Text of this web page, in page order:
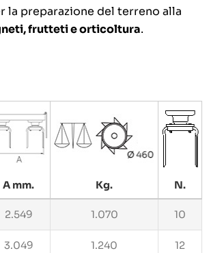
la preparazione del terreno alla
frutteti e orticoltura.
A mm. Kg. N.
2.549 1.070 10
3.049 1.240 12